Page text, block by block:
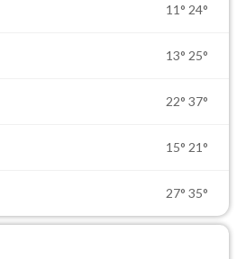
11° 24°
13° 25°
22° 37°
15° 21°
27° 35°